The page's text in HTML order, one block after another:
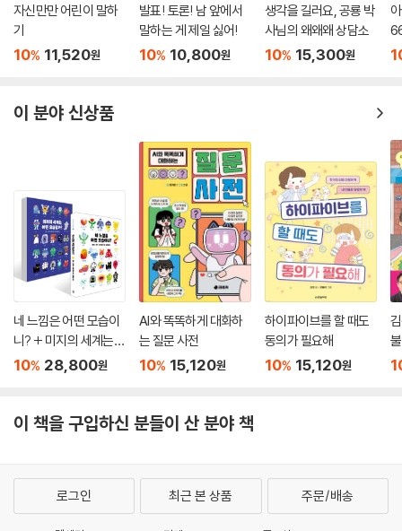
자신만만 어린이 말하
기
10% 11,520원
발표! 토론! 남 앞에서
말하는 게 제일 싫어!
10% 10,800원
생각을 길러요, 공룡 박
사님의 왜왜왜 상담소
10% 15,300원
이 분야 신상품
네 느낌은 어떤 모습이
니? + 미지의 세계는
어떤 모습일까? 세트
10% 28,800원
AI와 똑똑하게 대화하
는 질문 사전
10% 15,120원
하이파이브를 할 때도
동의가 필요해
10% 15,120원
이 책을 구입하신 분들이 산 분야 책
로그인 최근 본 상품 주문/배송